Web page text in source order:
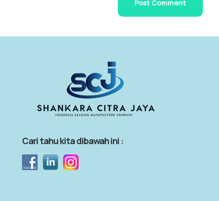
Cari tahu kita dibawah ini :